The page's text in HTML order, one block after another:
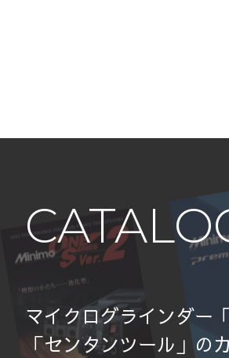
マイクログラインダー
「センタンツール」の